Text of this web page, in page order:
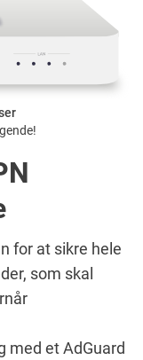
for at sikre hele
som skal
med et AdGuard